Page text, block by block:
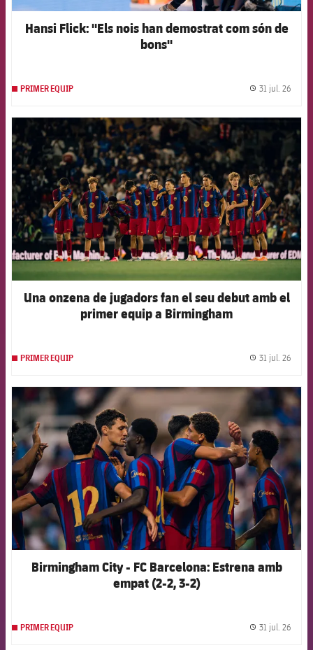
Hansi Flick: "Els nois han demostrat com són de
bons"
PRIMER EQUIP 31 jul. 26
FCB Barcelona badge
Una onzena de jugadors fan el seu debut amb el
primer equip a Birmingham
PRIMER EQUIP 31 jul. 26
FCB Barcelona badge
Birmingham City - FC Barcelona: Estrena amb
empat (2-2, 3-2)
PRIMER EQUIP 31 jul. 26